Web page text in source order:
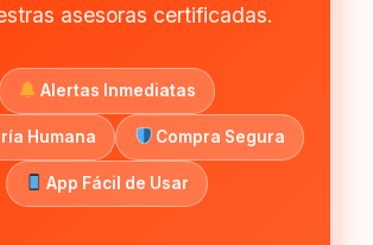
asesoras certificadas.
Alertas Inmediatas
Humana Compra Segura
App Fácil de Usar